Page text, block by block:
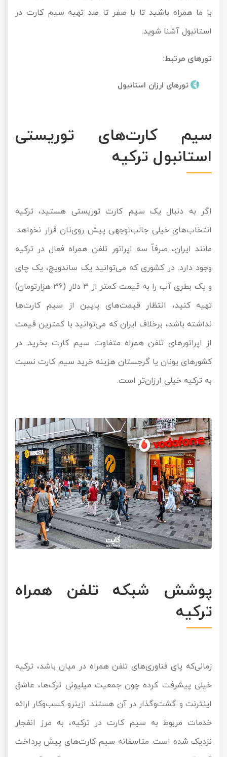
با ما همراه باشید تا با صفر تا صد تهیه سیم کارت در
استانبول آشنا شوید.
تورهای مرتبط:
تورهای ارزان استانبول
سیم کارت‌های توریستی
استانبول ترکیه
اگر به دنبال یک سیم کارت توریستی هستید، ترکیه
انتخاب‌های خیلی جالب‌توجهی پیش روی‌تان قرار نخواهد.
مانند ایران، صرفاً سه اپراتور تلفن همراه فعال در ترکیه
وجود دارد. در کشوری که می‌توانید یک ساندویچ، یک چای
و یک بطری آب را به قیمت کمتر از 3 دلار (36 هزارتومان)
تهیه کنید، انتظار قیمت‌های پایین از سیم کارت‌ها
نداشته باشد، برخلاف ایران که می‌توانید با کمترین قیمت
از اپراتورهای تلفن همراه متفاوت سیم کارت بخرید. در
کشورهای یونان یا گرجستان هزینه خرید سیم کارت نسبت
به ترکیه خیلی ارزان‌تر است.
پوشش شبکه تلفن همراه
ترکیه
زمانی‌که پای فناوری‌های تلفن همراه در میان باشد، ترکیه
خیلی پیشرفت کرده چون جمعیت میلیونی ترک‌ها، عاشق
اینترنت و گشت‌‎وگذار در آن هستند. ازینرو کسب‌وکار ارائه
خدمات مربوط به سیم‌ کارت در ترکیه، به مرز انفجار
نزدیک شده است. متاسفانه سیم‌ کارت‌های پیش پرداخت
تور آفرود